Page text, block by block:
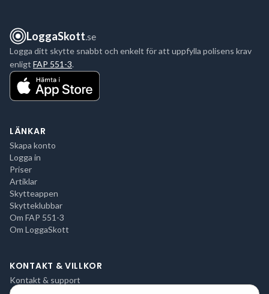
LoggaSkott.se
Logga ditt skytte snabbt och enkelt för att uppfylla polisens krav
enligt FAP 551-3.
LÄNKAR
Skapa konto
Logga in
Priser
Artiklar
Skytteappen
Skytteklubbar
Om FAP 551-3
Om LoggaSkott
KONTAKT & VILLKOR
Kontakt & support
Integritetspolicy